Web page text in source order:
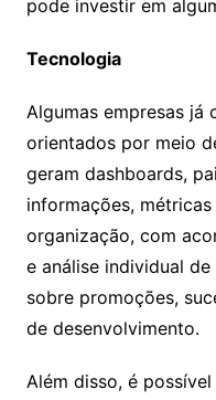
pode investir em
Tecnologia
Algumas empresas já
orientados por meio
geram dashboards,
informações,
organização, com
e análise individual
sobre promoções,
de desenvolvimento.
Além disso, é